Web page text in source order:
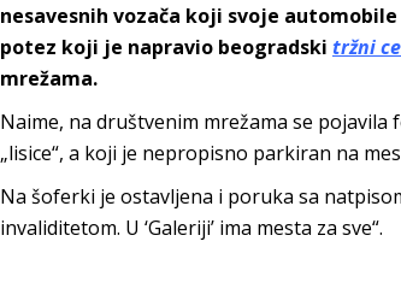
nesavesnih vozača koji svoje
potez koji je napravio beogradski tržni
mrežama.
Naime, na društvenim mrežama se
„lisice“, a koji je nepropisno parkiran na
Na šoferki je ostavljena i poruka sa
invaliditetom. U ‘Galeriji’ ima mesta za sve“.